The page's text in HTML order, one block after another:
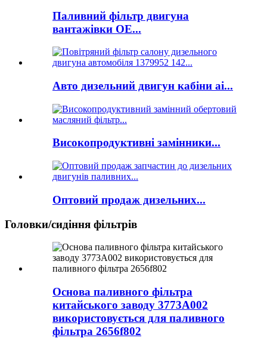
Паливний фільтр двигуна
вантажівки OE...
Авто дизельний двигун кабіни ai...
Високопродуктивні замінники...
Оптовий продаж дизельних...
Головки/сидіння фільтрів
Основа паливного фільтра
китайського заводу 3773A002
використовується для паливного
фільтра 2656f802